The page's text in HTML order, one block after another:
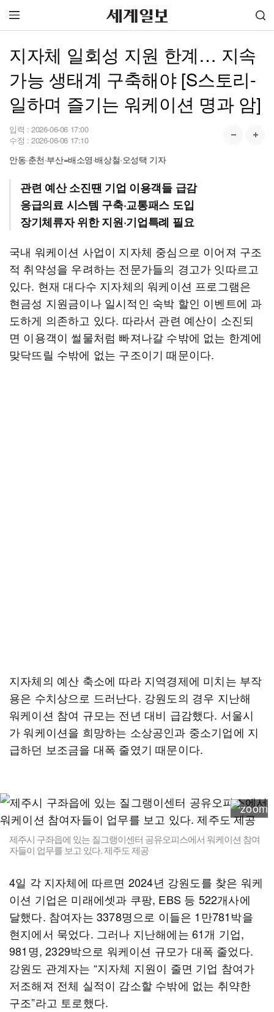
지자체 일회성 지원 한계… 지속
가능 생태계 구축해야 [S스토리-
일하며 즐기는 워케이션 명과 암]
입력 : 2026-06-06 17:00
수정 : 2026-06-06 17:10
안동·춘천·부산=배소영·배상철·오성택 기자
관련 예산 소진땐 기업 이용객들 급감
응급의료 시스템 구축·교통패스 도입
장기체류자 위한 지원·기업특례 필요
국내 워케이션 사업이 지자체 중심으로 이어져 구조
적 취약성을 우려하는 전문가들의 경고가 잇따르고
있다. 현재 대다수 지자체의 워케이션 프로그램은
현금성 지원금이나 일시적인 숙박 할인 이벤트에 과
도하게 의존하고 있다. 따라서 관련 예산이 소진되
면 이용객이 썰물처럼 빠져나갈 수밖에 없는 한계에
맞닥뜨릴 수밖에 없는 구조이기 때문이다.
지자체의 예산 축소에 따라 지역경제에 미치는 부작
용은 수치상으로 드러난다. 강원도의 경우 지난해
워케이션 참여 규모는 전년 대비 급감했다. 서울시
가 워케이션을 희망하는 소상공인과 중소기업에 지
급하던 보조금을 대폭 줄였기 때문이다.
제주시 구좌읍에 있는 질그랭이센터 공유오피스에서 워케이션 참여
자들이 업무를 보고 있다. 제주도 제공
4일 각 지자체에 따르면 2024년 강원도를 찾은 워케
이션 기업은 미래에셋과 쿠팡, EBS 등 522개사에
달했다. 참여자는 3378명으로 이들은 1만781박을
현지에서 묵었다. 그러나 지난해에는 61개 기업,
981명, 2329박으로 워케이션 규모가 대폭 줄었다.
강원도 관계자는 “지자체 지원이 줄면 기업 참여가
저조해져 전체 실적이 감소할 수밖에 없는 취약한
구조”라고 토로했다.